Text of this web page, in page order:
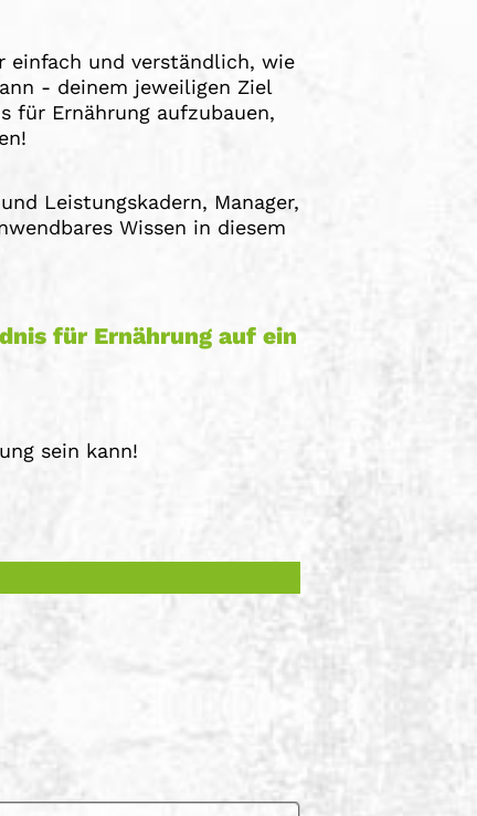
einfach und verständlich, wie
- deinem jeweiligen Ziel
für Ernährung aufzubauen,
Leistungskadern, Manager,
Wissen in diesem
für Ernährung auf ein
sein kann!